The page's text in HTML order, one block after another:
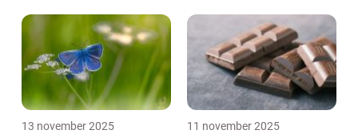
13 november 2025 11 november 2025